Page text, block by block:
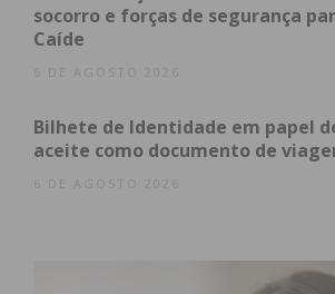
Imediato
atualizada.
socorro e forças de segurança
Caíde
6 DE AGOSTO 2026
Bilhete de Identidade em papel
aceite como documento de
6 DE AGOSTO 2026